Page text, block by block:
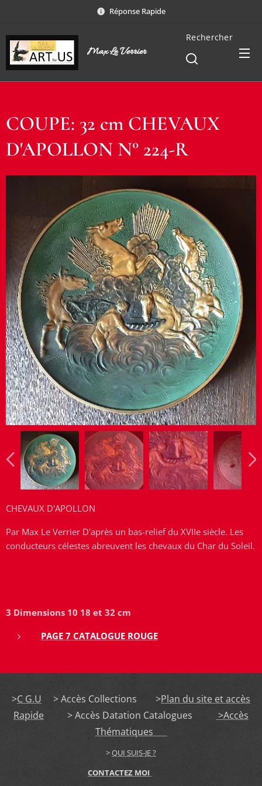
Réponse Rapide
Max Le Verrier
Rechercher
COUPE: 32 cm CHEVAUX
D'APOLLON N° 224-R
CHEVAUX D'APOLLON
Par Max Le Verrier D'après un bas-relief du XVIIe siècle. Les
conducteurs célestes abreuvent les chevaux du Char du Soleil.
3 Dimensions 10 18 et 32 cm
PAGE 7 CATALOGUE ROUGE
>C G.U > Accès Collections >Plan du site et accès
Rapide > Accès Datation Catalogues
>Accès
Thématiques
>QUI SUIS-JE ?
CONTACTEZ MOI